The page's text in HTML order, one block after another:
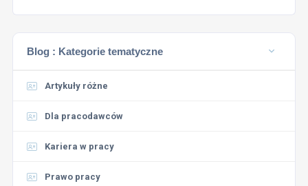
Blog : Kategorie tematyczne
Artykuły różne
Dla pracodawców
Kariera w pracy
Prawo pracy